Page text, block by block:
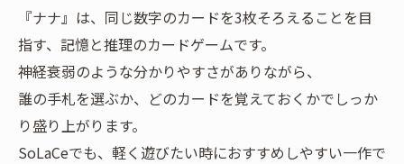
『ナナ』は、同じ数字のカードを3枚そろえることを目
指す、記憶と推理のカードゲームです。
神経衰弱のような分かりやすさがありながら、
誰の手札を選ぶか、どのカードを覚えておくかでしっか
り盛り上がります。
SoLaCeでも、軽く遊びたい時におすすめしやすい一作で